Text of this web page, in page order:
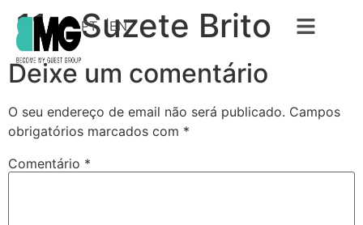
PT EN
11 – Suzete Brito
Deixe um comentário
O seu endereço de email não será publicado. Campos
obrigatórios marcados com *
Comentário *